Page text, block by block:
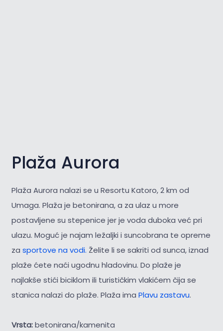
Plaža Aurora
Plaža Aurora nalazi se u Resortu Katoro, 2 km od
Umaga. Plaža je betonirana, a za ulaz u more
postavljene su stepenice jer je voda duboka već pri
ulazu. Moguć je najam ležaljki i suncobrana te opreme
za sportove na vodi. Želite li se sakriti od sunca, iznad
plaže ćete naći ugodnu hladovinu. Do plaže je
najlakše stići biciklom ili turističkim vlakićem čija se
stanica nalazi do plaže. Plaža ima Plavu zastavu.
Vrsta:betonirana/kamenita